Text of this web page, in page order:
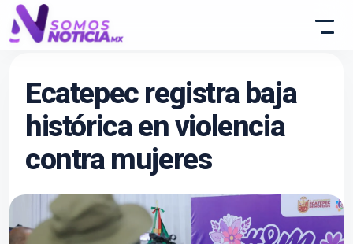
Ecatepec registra baja
histórica en violencia
contra mujeres